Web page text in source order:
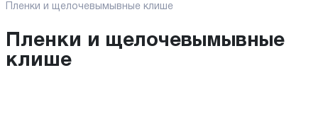
Пленки и щелочевымывные клише
Пленки и щелочевымывные
клише